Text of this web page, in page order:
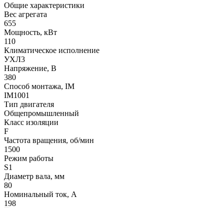
Общие характеристики
Вес агрегата
655
Мощность, кВт
110
Климатическое исполнение
УХЛ3
Напряжение, В
380
Способ монтажа, IM
IM1001
Тип двигателя
Общепромышленный
Класс изоляции
F
Частота вращения, об/мин
1500
Режим работы
S1
Диаметр вала, мм
80
Номинальный ток, А
198